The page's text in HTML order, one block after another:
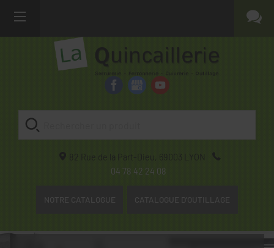
82 Rue de la Part-Dieu, 69003
LYON
04 78 42 24 08
NOTRE CATALOGUE CATALOGUE D'OUTILLAGE